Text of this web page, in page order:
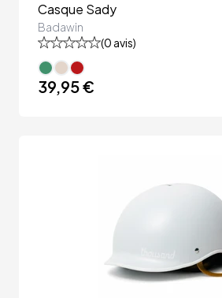
Casque Sady
Badawin
(0 avis)
39,95 €